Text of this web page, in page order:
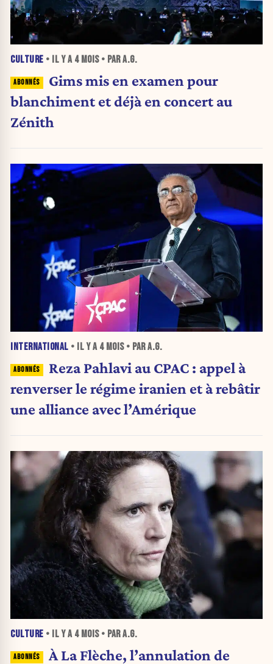
CULTURE • IL Y A 4 MOIS• PAR A.G.
Gims mis en examen pour
blanchiment et déjà en concert au
Zénith
INTERNATIONAL • IL Y A 4 MOIS• PAR A.G.
Reza Pahlavi au CPAC : appel à
renverser le régime iranien et à rebâtir
une alliance avec l’Amérique
CULTURE • IL Y A 4 MOIS• PAR A.G.
À La Flèche, l’annulation de